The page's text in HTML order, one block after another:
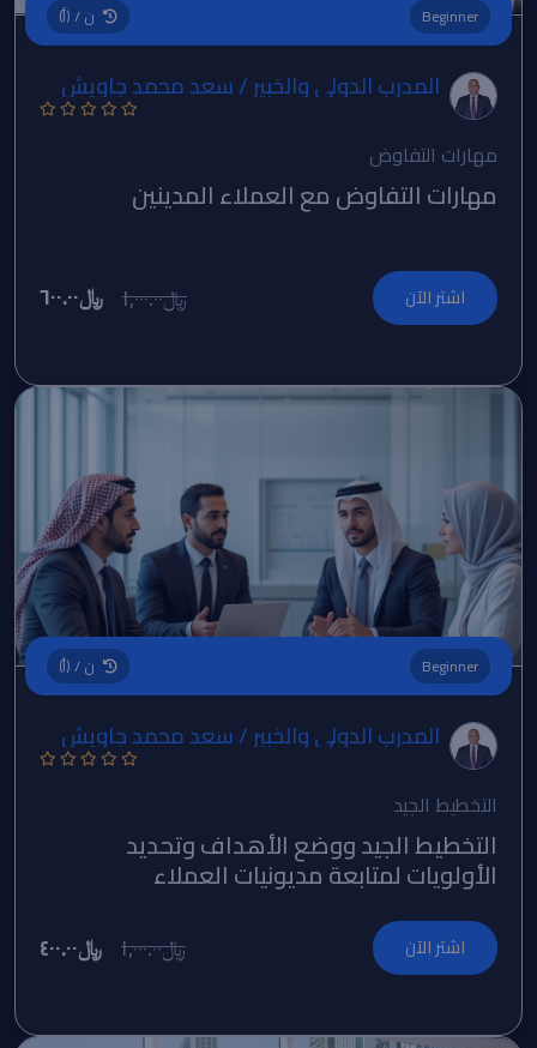
Beginner ن / (أ)
المدرب الدولي والخبير / سعد محمد جاويش
مهارات التفاوض
مهارات التفاوض مع العملاء المدينين
اشتر الآن ﷼١,٠٠٠.٠٠ ﷼٦٠٠.٠٠
Beginner ن / (أ)
المدرب الدولي والخبير / سعد محمد جاويش
التخطيط الجيد
التخطيط الجيد ووضع الأهداف وتحديد
الأولويات لمتابعة مديونيات العملاء
اشتر الآن ﷼١,٠٠٠.٠٠ ﷼٤٠٠.٠٠